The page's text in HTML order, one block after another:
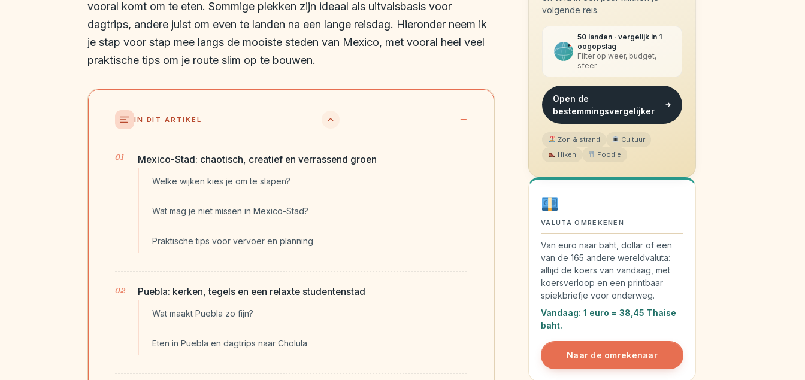
vooral komt om te eten. Sommige plekken zijn ideaal als uitvalsbasis voor
dagtrips, andere juist om even te landen na een lange reisdag. Hieronder neem ik
je stap voor stap mee langs de mooiste steden van Mexico, met vooral heel veel
praktische tips om je route slim op te bouwen.
IN DIT ARTIKEL
Mexico-Stad: chaotisch, creatief en verrassend groen
Welke wijken kies je om te slapen?
Wat mag je niet missen in Mexico-Stad?
Praktische tips voor vervoer en planning
Puebla: kerken, tegels en een relaxte studentenstad
Wat maakt Puebla zo fijn?
Eten in Puebla en dagtrips naar Cholula
volgende reis.
50 landen · vergelijk in 1
oogopslag
Filter op weer, budget,
sfeer.
Open de
bestemmingsvergelijker
Zon & strand
Cultuur
Hiken
Foodie
VALUTA OMREKENEN
Van euro naar baht, dollar of een
van de 165 andere wereldvaluta:
altijd de koers van vandaag, met
koersverloop en een printbaar
spiekbriefje voor onderweg.
Vandaag: 1 euro = 38,45 Thaise
baht.
Naar de omrekenaar